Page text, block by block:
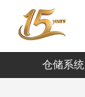
仓储系统